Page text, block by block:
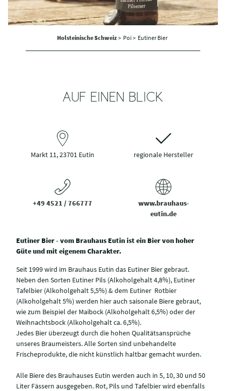
Holsteinische Schweiz> Poi > Eutiner Bier
AUF EINEN BLICK
Markt 11, 23701 Eutin regionale Hersteller
+49 4521 / 766777
www.brauhaus-
eutin.de
Eutiner Bier - vom Brauhaus Eutin ist ein Bier von hoher
Güte und mit eigenem Charakter.
Seit 1999 wird im Brauhaus Eutin das Eutiner Bier gebraut.
Neben den Sorten Eutiner Pils (Alkoholgehalt 4,8%), Eutiner
Tafelbier (Alkoholgehalt 5,5%) & dem Eutiner Rotbier
(Alkoholgehalt 5%) werden hier auch saisonale Biere gebraut,
wie zum Beispiel der Maibock (Alkoholgehalt 6,5%) oder der
Weihnachtsbock (Alkoholgehalt ca. 6,5%).
Jedes Bier überzeugt durch die hohen Qualitätsansprüche
unseres Braumeisters. Alle Sorten sind unbehandelte
Frischeprodukte, die nicht künstlich haltbar gemacht wurden.
Alle Biere des Brauhauses Eutin werden auch in 5, 10, 30 und 50
Liter Fässern ausgegeben. Rot, Pils und Tafelbier wird ebenfalls